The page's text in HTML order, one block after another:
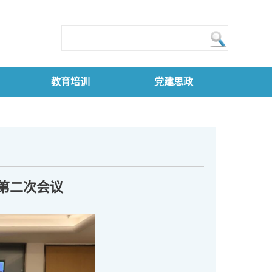
教育培训 党建思政
二次会议